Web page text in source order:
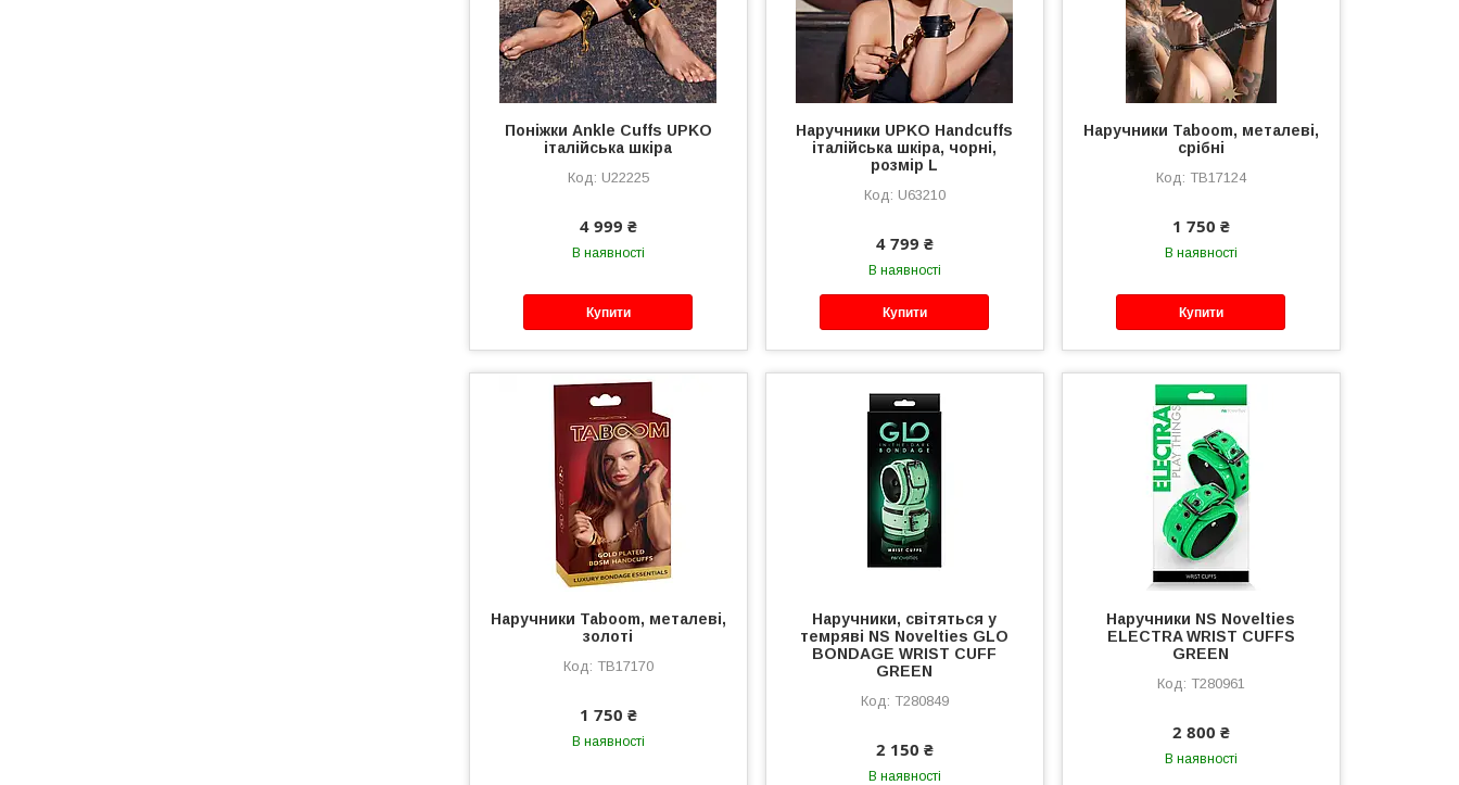
Поніжки Ankle Cuffs UPKO
італійська шкіра
U22225
4 999 ₴
В наявності
Купити
Наручники UPKO Handcuffs
італійська шкіра, чорні,
розмір L
U63210
4 799 ₴
В наявності
Купити
Наручники Taboom, металеві,
срібні
TB17124
1 750 ₴
В наявності
Купити
Наручники Taboom, металеві,
золоті
TB17170
1 750 ₴
В наявності
Наручники, світяться у
темряві NS Novelties GLO
BONDAGE WRIST CUFF
GREEN
T280849
2 150 ₴
В наявності
Наручники NS Novelties
ELECTRA WRIST CUFFS
GREEN
T280961
2 800 ₴
В наявності